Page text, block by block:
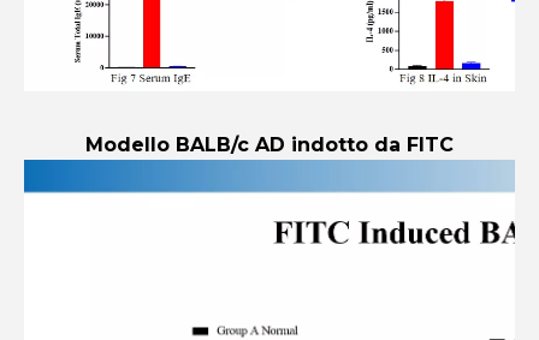
Modello BALB/c AD indotto da FITC